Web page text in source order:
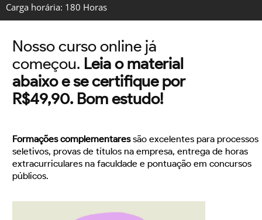
Carga horária: 180 Horas
Nosso curso online já
começou. Leia o material
abaixo e se certifique por
R$49,90. Bom estudo!
Formações complementaressão excelentes para processos
seletivos, provas de títulos na empresa, entrega de horas
extracurriculares na faculdade e pontuação em concursos
públicos.